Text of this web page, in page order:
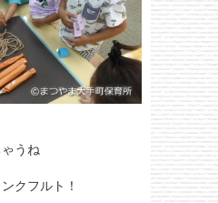
うね
クフルト！